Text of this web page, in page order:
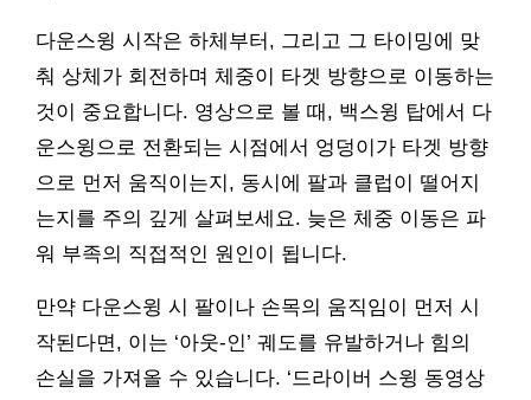
다운스윙 시작은 하체부터, 그리고 그 타이밍에 맞
춰 상체가 회전하며 체중이 타겟 방향으로 이동하는
것이 중요합니다. 영상으로 볼 때, 백스윙 탑에서 다
운스윙으로 전환되는 시점에서 엉덩이가 타겟 방향
으로 먼저 움직이는지, 동시에 팔과 클럽이 떨어지
는지를 주의 깊게 살펴보세요. 늦은 체중 이동은 파
워 부족의 직접적인 원인이 됩니다.
만약 다운스윙 시 팔이나 손목의 움직임이 먼저 시
작된다면, 이는 ‘아웃-인’ 궤도를 유발하거나 힘의
손실을 가져올 수 있습니다. ‘드라이버 스윙 동영상